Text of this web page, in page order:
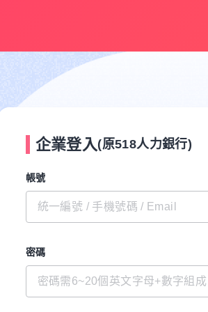
企業登入(原518人力銀行)
帳號
密碼